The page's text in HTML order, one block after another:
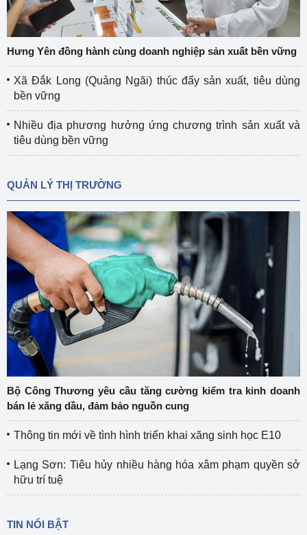
Hưng Yên đồng hành cùng doanh nghiệp sản xuất bền vững
Xã Đắk Long (Quảng Ngãi) thúc đẩy sản xuất, tiêu dùng
bền vững
Nhiều địa phương hưởng ứng chương trình sản xuất và
tiêu dùng bền vững
QUẢN LÝ THỊ TRƯỜNG
Bộ Công Thương yêu cầu tăng cường kiểm tra kinh doanh
bán lẻ xăng dầu, đảm bảo nguồn cung
Thông tin mới về tình hình triển khai xăng sinh học E10
Lạng Sơn: Tiêu hủy nhiều hàng hóa xâm phạm quyền sở
hữu trí tuệ
TIN NỔI BẬT